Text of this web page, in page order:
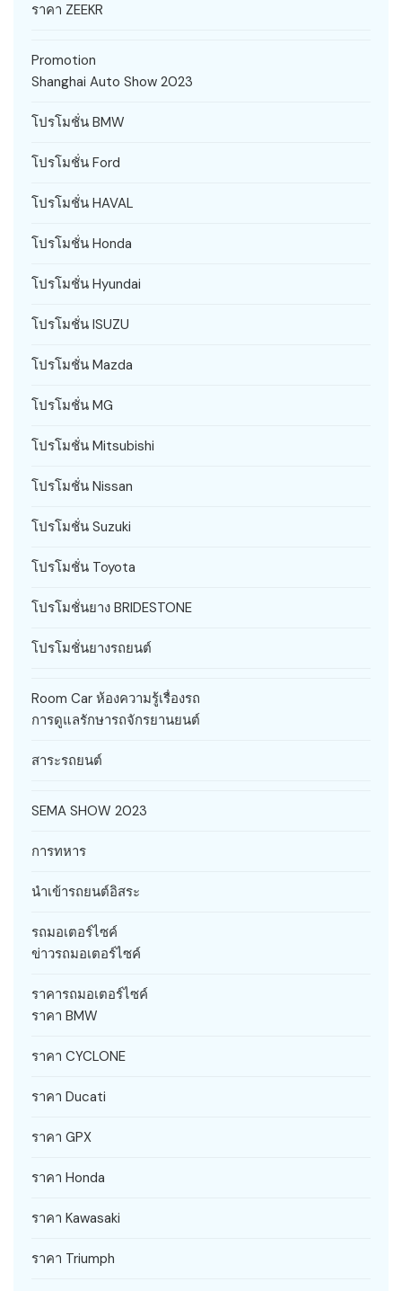
ราคา ZEEKR
Promotion
Shanghai Auto Show 2023
โปรโมชั่น BMW
โปรโมชั่น Ford
โปรโมชั่น HAVAL
โปรโมชั่น Honda
โปรโมชั่น Hyundai
โปรโมชั่น ISUZU
โปรโมชั่น Mazda
โปรโมชั่น MG
โปรโมชั่น Mitsubishi
โปรโมชั่น Nissan
โปรโมชั่น Suzuki
โปรโมชั่น Toyota
โปรโมชั่นยาง BRIDESTONE
โปรโมชั่นยางรถยนต์
Room Car ห้องความรู้เรื่องรถ
การดูแลรักษารถจักรยานยนต์
สาระรถยนต์
SEMA SHOW 2023
การทหาร
นำเข้ารถยนต์อิสระ
รถมอเตอร์ไซค์
ข่าวรถมอเตอร์ไซค์
ราคารถมอเตอร์ไซค์
ราคา BMW
ราคา CYCLONE
ราคา Ducati
ราคา GPX
ราคา Honda
ราคา Kawasaki
ราคา Triumph